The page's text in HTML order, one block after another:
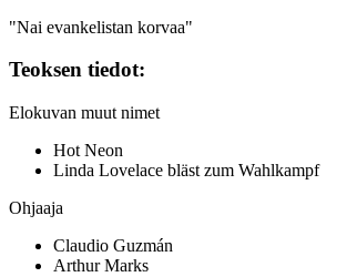
"Nai evankelistan korvaa"
Teoksen tiedot:
Elokuvan muut nimet
Hot Neon
Linda Lovelace bläst zum Wahlkampf
Ohjaaja
Claudio Guzmán
Arthur Marks